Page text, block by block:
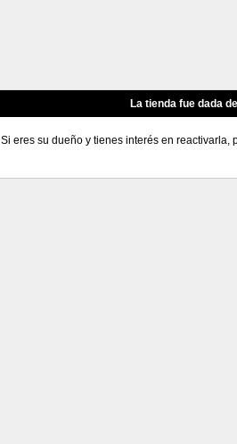
La tienda fue dada
Si eres su dueño y tienes interés en reactivarla,